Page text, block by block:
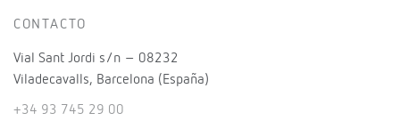
CONTACTO
Vial Sant Jordi s/n – 08232
Viladecavalls, Barcelona (España)
+34 93 745 29 00